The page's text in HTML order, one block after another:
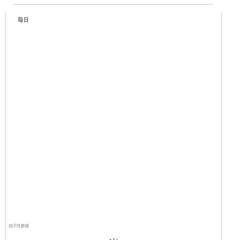
指示性數據
每日